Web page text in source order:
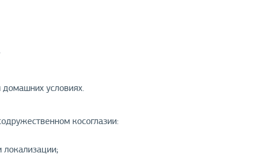
условиях.
косоглазии: